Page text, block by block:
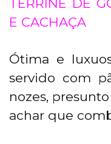
TERRINE DE
E CACHAÇA
Ótima e
servido com
nozes,
achar que